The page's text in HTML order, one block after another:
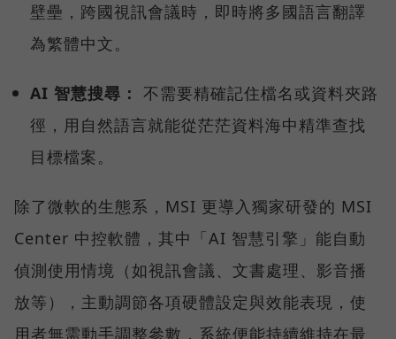
壁壘，跨國視訊會議時，即時將多國語言翻譯
為繁體中文。
AI 智慧搜尋： 不需要精確記住檔名或資料夾路
徑，用自然語言就能從茫茫資料海中精準查找
目標檔案。
除了微軟的生態系，MSI 更導入獨家研發的 MSI
Center 中控軟體，其中「AI 智慧引擎」能自動
偵測使用情境（如視訊會議、文書處理、影音播
放等），主動調節各項硬體設定與效能表現，使
用者無需動手調整參數，系統便能持續維持在最